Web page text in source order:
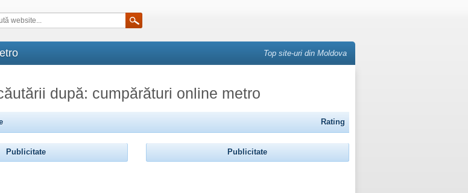
Top site-uri din Moldova
după: cumpărături online metro
Rating
Publicitate Publicitate